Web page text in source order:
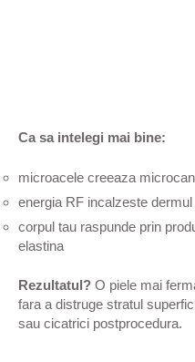
Ca sa intelegi mai bine:
microacele creeaza
energia RF incalzeste
corpul tau raspunde prin
elastina
Rezultatul? O piele mai
fara a distruge stratul
sau cicatrici postprocedura.